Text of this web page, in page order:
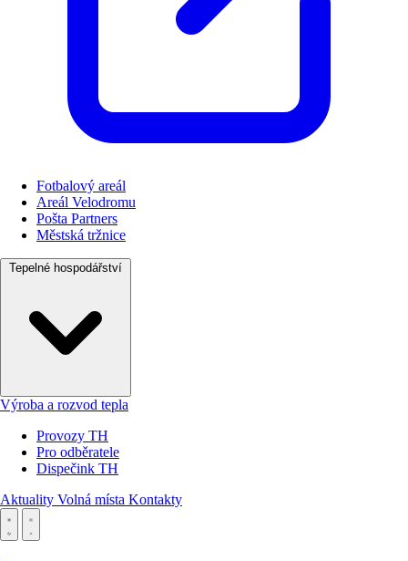
Fotbalový areál
Areál Velodromu
Pošta Partners
Městská tržnice
Tepelné hospodářství
Výroba a rozvod tepla
Provozy TH
Pro odběratele
Dispečink TH
Aktuality Volná místa Kontakty